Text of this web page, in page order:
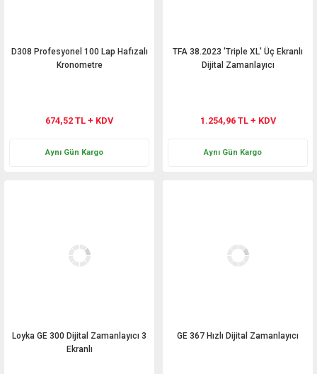
D308 Profesyonel 100 Lap Hafızalı
Kronometre
674,52 TL + KDV
Aynı Gün Kargo
TFA 38.2023 'Triple XL' Üç Ekranlı
Dijital Zamanlayıcı
1.254,96 TL + KDV
Aynı Gün Kargo
Loyka GE 300 Dijital Zamanlayıcı 3
Ekranlı
GE 367 Hızlı Dijital Zamanlayıcı